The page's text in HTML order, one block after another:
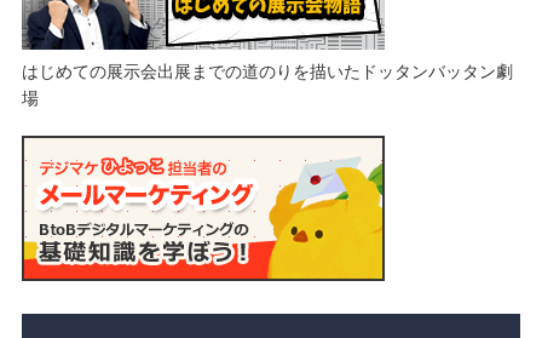
はじめての展示会出展までの道のりを描いたドッタンバッタン劇
場